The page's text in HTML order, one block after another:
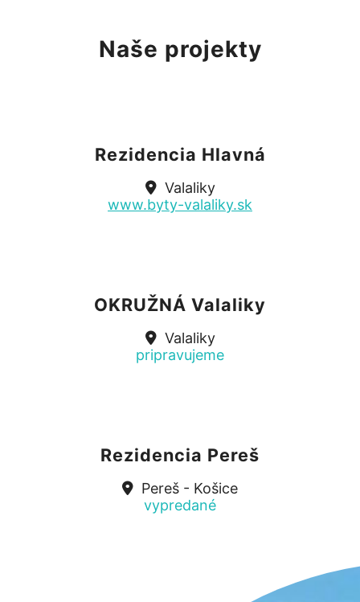
Naše projekty
Rezidencia Hlavná
Valaliky
www.byty-valaliky.sk
OKRUŽNÁ Valaliky
Valaliky
pripravujeme
Rezidencia Pereš
Pereš - Košice
vypredané